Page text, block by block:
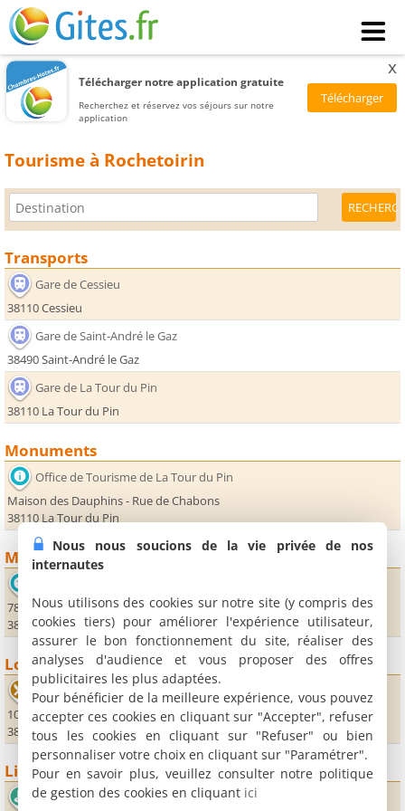
Télécharger notre application gratuite
Recherchez et réservez vos séjours sur notre
application
x
Tourisme à Rochetoirin
Transports
Gare de Cessieu
38110 Cessieu
Gare de Saint-André le Gaz
38490 Saint-André le Gaz
Gare de La Tour du Pin
38110 La Tour du Pin
Monuments
Office de Tourisme de La Tour du Pin
Maison des Dauphins - Rue de Chabons
38110 La Tour du Pin
Musées
78 rue des Tisserands
38110 La Bâtie Montgascon
Loisirs
Le Rochetoirin
10 Route du Village
38110 Rochetoirin
Lieux sportifs
Golf du Château de Faverges
Nous nous soucions de la vie privée de nos
internautes
Nous utilisons des cookies sur notre site (y compris des
cookies tiers) pour améliorer l'expérience utilisateur,
assurer le bon fonctionnement du site, réaliser des
analyses d'audience et vous proposer des offres
publicitaires les plus adaptées.
Pour bénéficier de la meilleure expérience, vous pouvez
accepter ces cookies en cliquant sur "Accepter", refuser
tous les cookies en cliquant sur "Refuser" ou bien
personnaliser votre choix en cliquant sur "Paramétrer".
Pour en savoir plus, veuillez consulter notre politique
de gestion des cookies en cliquant ici